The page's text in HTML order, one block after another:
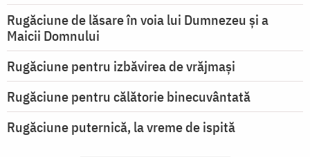
Rugăciune de lăsare în voia lui Dumnezeu şi a
Maicii Domnului
Rugăciune pentru izbăvirea de vrăjmași
Rugăciune pentru călătorie binecuvântată
Rugăciune puternică, la vreme de ispită